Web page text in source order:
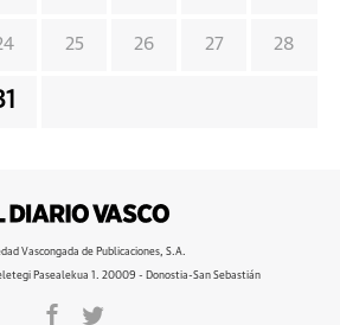
25 26 27 28
Vascongada de Publicaciones, S.A.
Pasealekua 1. 20009 - Donostia-San Sebastián